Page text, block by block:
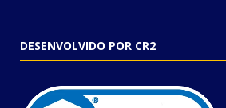
DESENVOLVIDO POR CR2